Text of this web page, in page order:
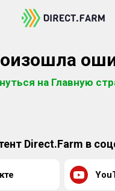
на Главную
Direct.Farm в